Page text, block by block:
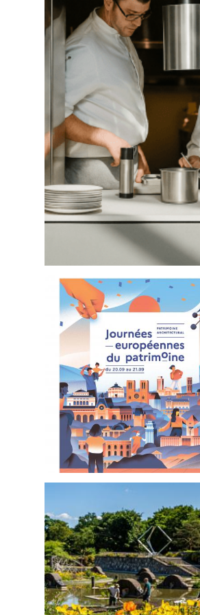
PARIS
SI
GIORNATE
EUROPEE DEL
PATRIMONIO
2025 A PARIGI:
PROGRAMMA
UFFICIALE
LEGGI DI PIÙ